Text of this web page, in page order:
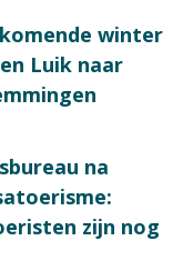
winter
Luik naar
na
zijn nog